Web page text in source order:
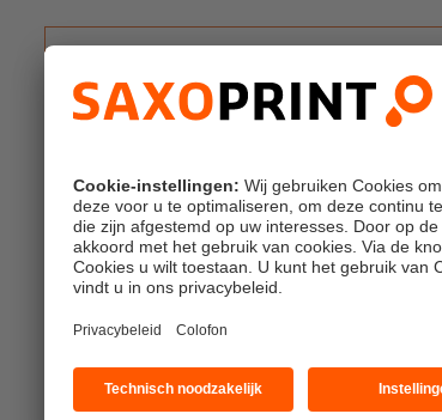
Standaard
Productie start direct na ontvangst van het bestand en
EXTRA SERVICE
Bestandscontrole
Sponsoring Zonder